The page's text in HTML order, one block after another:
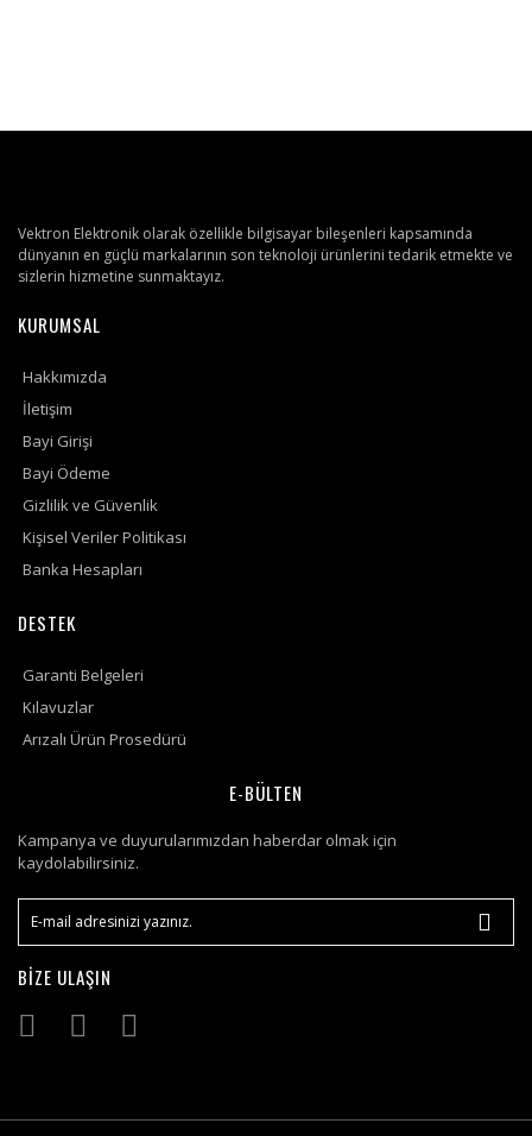
Vektron Elektronik olarak özellikle bilgisayar bileşenleri kapsamında
dünyanın en güçlü markalarının son teknoloji ürünlerini tedarik etmekte ve
sizlerin hizmetine sunmaktayız.
KURUMSAL
Hakkımızda
İletişim
Bayi Girişi
Bayi Ödeme
Gizlilik ve Güvenlik
Kişisel Veriler Politikası
Banka Hesapları
DESTEK
Garanti Belgeleri
Kılavuzlar
Arızalı Ürün Prosedürü
E-BÜLTEN
Kampanya ve duyurularımızdan haberdar olmak için
kaydolabilirsiniz.
BİZE ULAŞIN